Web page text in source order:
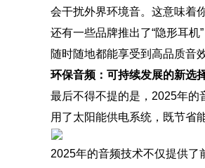
会干扰外界环境音。这意味着
还有一些品牌推出了“隐形耳
随时随地都能享受到高品质音效
环保音频：可持续发展的新选
最后不得不提的是，2025年的
用了太阳能供电系统，既节省
2025年的音频技术不仅提供了